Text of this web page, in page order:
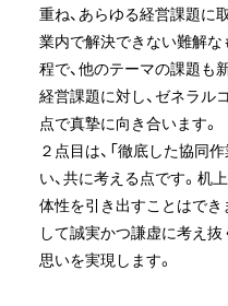
重ね、あらゆる経営課題に
業内で解決できない難解な
程で、他のテーマの課題も
経営課題に対し、ゼネラル
点で真摯に向き合います。
２点目は、「徹底した協同
い、共に考える点です。机
体性を引き出すことはでき
して誠実かつ謙虚に考え
思いを実現します。